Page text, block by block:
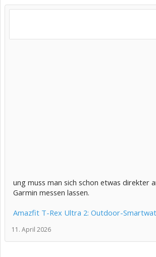
ung muss man sich schon etwas direkter
Garmin messen lassen.
Amazfit T-Rex Ultra 2: Outdoor-
11. April 2026